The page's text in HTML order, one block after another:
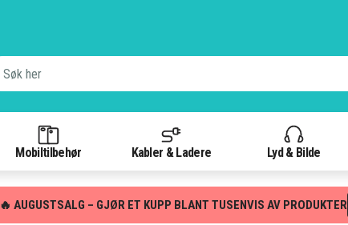
Mobiltilbehør Kabler & Ladere Lyd & Bilde
🔥 AUGUSTSALG – GJØR ET KUPP BLANT TUSENVIS AV PRODUKTER